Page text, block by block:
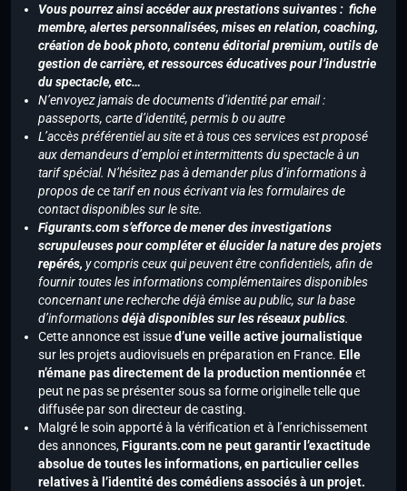
Vous pourrez ainsi accéder aux prestations suivantes : fiche
membre, alertes personnalisées, mises en relation, coaching,
création de book photo, contenu éditorial premium, outils de
gestion de carrière, et ressources éducatives pour l’industrie
du spectacle, etc…
N’envoyez jamais de documents d’identité par email :
passeports, carte d’identité, permis b ou autre
L’accès préférentiel au site et à tous ces services est proposé
aux demandeurs d’emploi et intermittents du spectacle à un
tarif spécial. N’hésitez pas à demander plus d’informations à
propos de ce tarif en nous écrivant via les formulaires de
contact disponibles sur le site.
Figurants.com s’efforce de mener des investigations
scrupuleuses pour compléter et élucider la nature des projets
repérés, y compris ceux qui peuvent être confidentiels, afin de
fournir toutes les informations complémentaires disponibles
concernant une recherche déjà émise au public, sur la base
d’informationsdéjà disponibles sur les réseaux publics.
Cette annonce est issued’une veille active journalistique
sur les projets audiovisuels en préparation en France. Elle
n’émane pas directement de la production mentionnéeet
peut ne pas se présenter sous sa forme originelle telle que
diffusée par son directeur de casting.
Malgré le soin apporté à la vérification et à l’enrichissement
des annonces,Figurants.com ne peut garantir l’exactitude
absolue de toutes les informations, en particulier celles
relatives à l’identité des comédiens associés à un projet.